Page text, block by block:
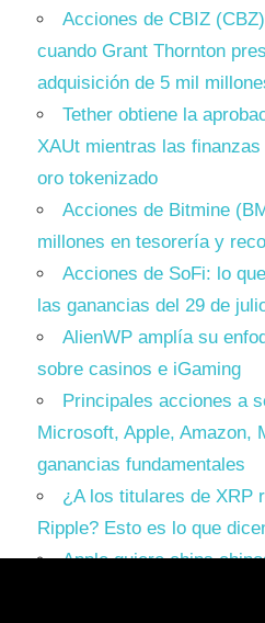
Acciones de CBIZ
cuando Grant Thornton
adquisición de 5 mil
Tether obtiene la
XAUt mientras las
oro tokenizado
Acciones de Bitmine
millones en tesorería y
Acciones de SoFi: lo
las ganancias del 29 de
AlienWP amplía su
sobre casinos e iGaming
Principales acciones a
Microsoft, Apple, Amazon,
ganancias fundamentales
¿A los titulares de XRP
Ripple? Esto es lo que
Apple quiere chips